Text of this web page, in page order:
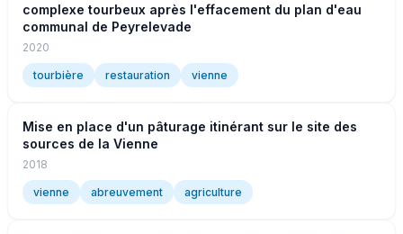
complexe tourbeux après l'effacement du plan d'eau
communal de Peyrelevade
2020
tourbière restauration vienne
Mise en place d'un pâturage itinérant sur le site des
sources de la Vienne
2018
vienne abreuvement agriculture